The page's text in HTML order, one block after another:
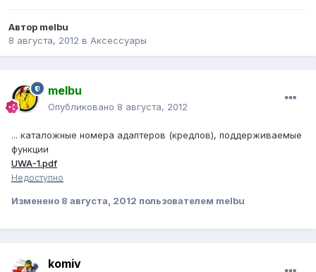
Автор melbu
8 августа, 2012 в Аксессуары
melbu
Опубликовано 8 августа, 2012
... каталожные номера адаптеров (кредлов), поддерживаемые
функции
UWA-1.pdf
Недоступно
Изменено 8 августа, 2012 пользователем melbu
komiv